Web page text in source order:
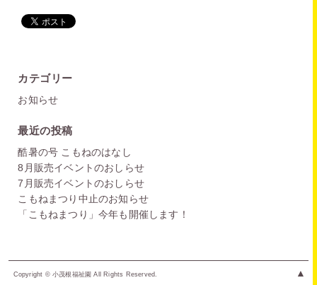
カテゴリー
お知らせ
最近の投稿
酷暑の号 こもねのはなし
8月販売イベントのおしらせ
7月販売イベントのおしらせ
こもねまつり中止のお知らせ
「こもねまつり」今年も開催します！
Copyright © 小茂根福祉園 All Rights Reserved. ▲